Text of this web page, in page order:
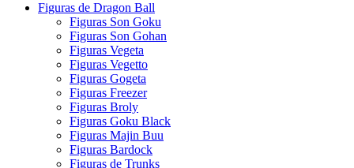
Figuras de Dragon Ball
Figuras Son Goku
Figuras Son Gohan
Figuras Vegeta
Figuras Vegetto
Figuras Gogeta
Figuras Freezer
Figuras Broly
Figuras Goku Black
Figuras Majin Buu
Figuras Bardock
Figuras de Trunks